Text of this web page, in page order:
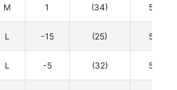
M 1 (34) 5
L -15 (25) 5
L -5 (32) 5